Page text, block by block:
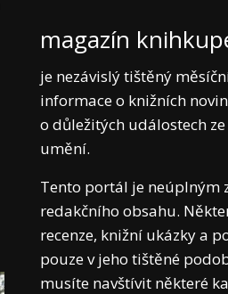
magazín
je nezávislý tištěný
informace o knižních
o důležitých událostech
umění.
Tento portál je neúplným
redakčního obsahu.
recenze, knižní ukázky a
pouze v jeho tištěné
musíte navštívit některé